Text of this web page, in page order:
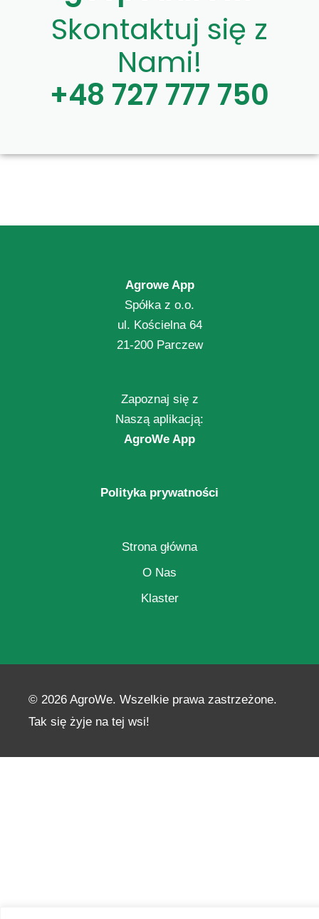
Skontaktuj się z
Nami!
+48 727 777 750
Agrowe App
Spółka z o.o.
ul. Kościelna 64
21-200 Parczew
Zapoznaj się z
Naszą aplikacją:
AgroWe App
Polityka prywatności
Strona główna
O Nas
Klaster
© 2026 AgroWe. Wszelkie prawa zastrzeżone.
Tak się żyje na tej wsi!